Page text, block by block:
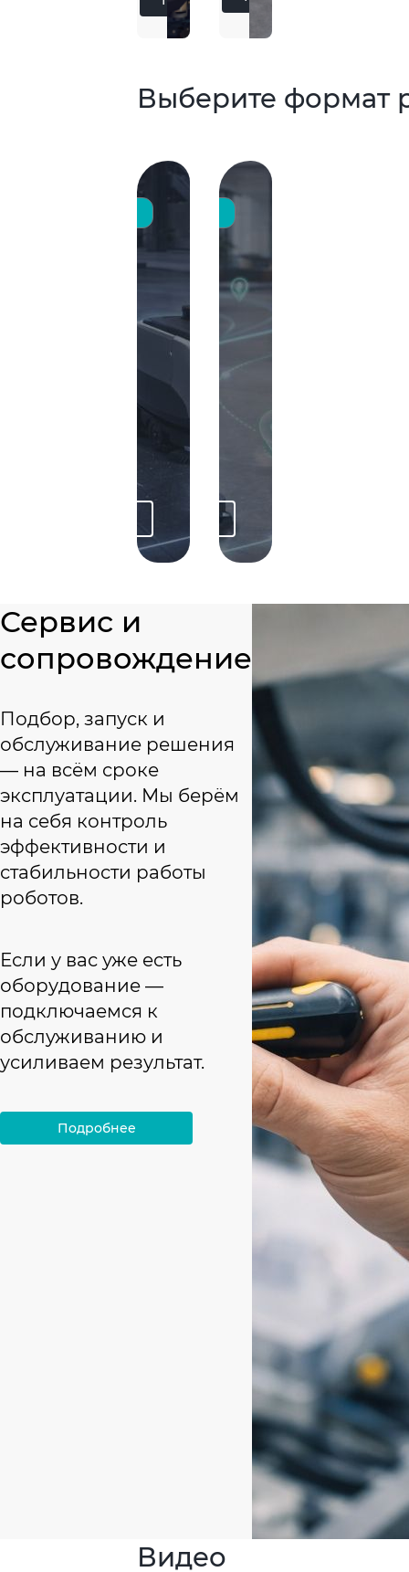
Выберите формат
Снижение затрат в
Окупаемость 18–36
Быстрый старт
Сервис и
сопровождение
Подбор, запуск и
обслуживание решения
— на всём сроке
эксплуатации. Мы берём
на себя контроль
эффективности и
стабильности работы
роботов.
Если у вас уже есть
оборудование —
подключаемся к
обслуживанию и
усиливаем результат.
Подробнее
Видео